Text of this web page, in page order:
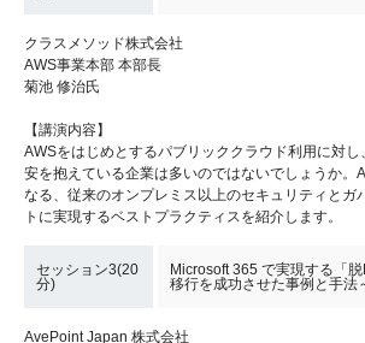
クラスメソッド株式会社
AWS事業本部 本部長
菊池 修治氏
【講演内容】
AWSをはじめとするパブリッククラウド利用に対
安を抱えている企業は多いのではないでしょうか。
なる、従来のオンプレミス以上のセキュリティとガ
トに実現するベストプラクティスを紹介します。
セッション3(20
分)
Microsoft 365 で実現する「
移行を成功させた事例と手法
AvePoint Japan 株式会社